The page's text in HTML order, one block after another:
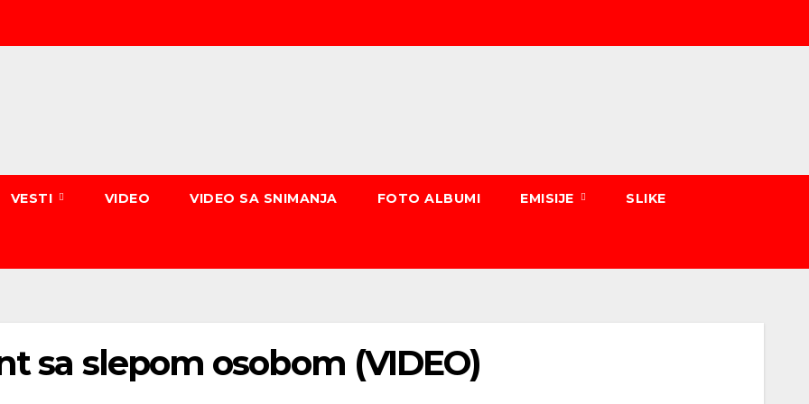
VESTI VIDEO VIDEO SA SNIMANJA FOTO ALBUMI EMISIJE SLIKE
sa slepom osobom (VIDEO)